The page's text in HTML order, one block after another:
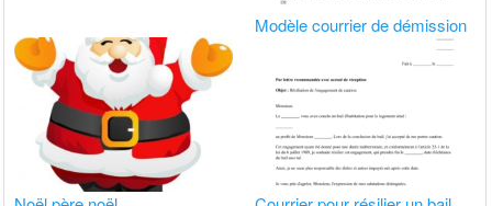
Modèle courrier de démission